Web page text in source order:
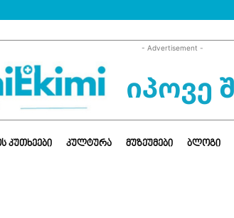
- Advertisement -
ᲙᲣᲗᲮᲔᲔᲑᲘ ᲙᲣᲚᲢᲣᲠᲐ ᲛᲣᲖᲔᲣᲛᲔᲑᲘ ᲑᲚᲝᲒᲘ